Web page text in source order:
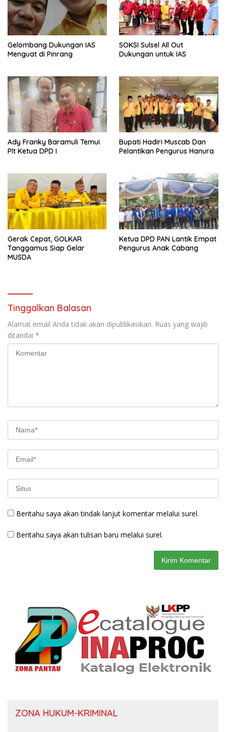
Gelombang Dukungan IAS
Menguat di Pinrang
SOKSI Sulsel All Out
Dukungan untuk IAS
Ady Franky Baramuli Temui
Plt Ketua DPD I
Bupati Hadiri Muscab Dan
Pelantikan Pengurus Hanura
Gerak Cepat, GOLKAR
Tanggamus Siap Gelar
MUSDA
Ketua DPD PAN Lantik Empat
Pengurus Anak Cabang
Tinggalkan Balasan
Alamat email Anda tidak akan dipublikasikan. Ruas yang wajib
ditandai *
Beritahu saya akan tindak lanjut komentar melalui surel.
Beritahu saya akan tulisan baru melalui surel.
ZONA HUKUM-KRIMINAL